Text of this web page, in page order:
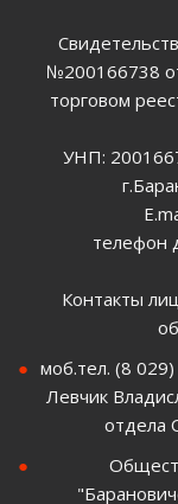
№200166738
торговом
УНП:
телефон
Контакты
моб.тел. (8
Левчик
отдела